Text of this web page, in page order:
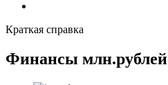
Краткая справка
Финансы млн.рублей